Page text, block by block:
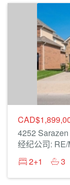
4252
经纪公司:
2+1
3